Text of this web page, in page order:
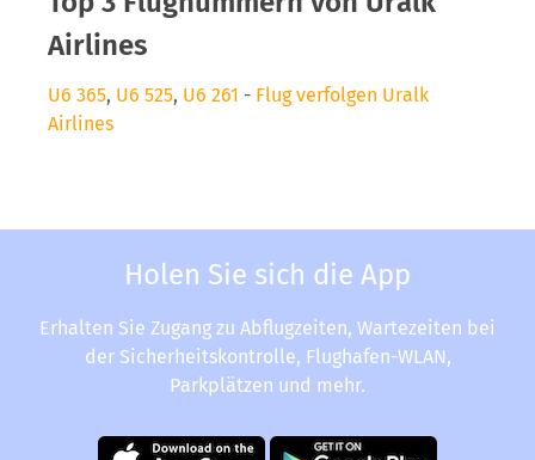
Airlines
U6 365, U6 525, U6 261 - Flug verfolgen Uralk
Airlines
Holen Sie sich die App
Erhalten Sie Zugang zu Abflugzeiten, Wartezeiten bei
der Sicherheitskontrolle, Flughafen-WLAN,
Parkplätzen und mehr.